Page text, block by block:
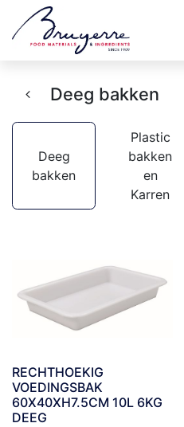
Deeg bakken
Deeg
bakken
Plastic
bakken
en
Karren
RECHTHOEKIG
VOEDINGSBAK
60X40XH7.5CM 10L 6KG
DEEG